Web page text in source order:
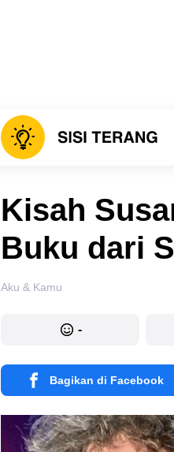
Kisah
Buku dari
Aku & Kamu
-
Bagikan di Facebook